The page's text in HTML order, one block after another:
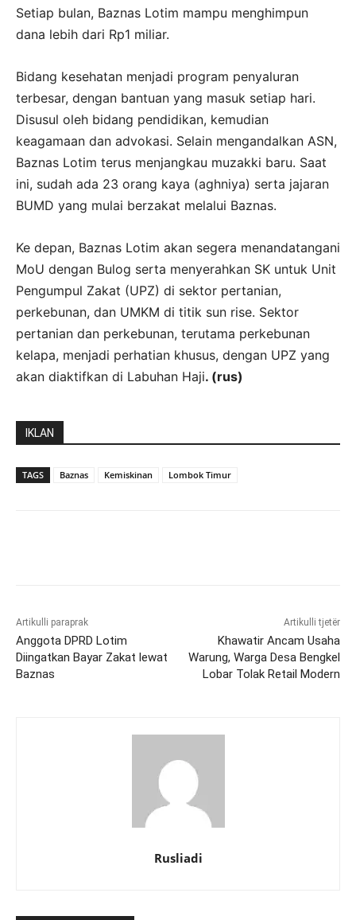
Setiap bulan, Baznas Lotim mampu menghimpun
dana lebih dari Rp1 miliar.
Bidang kesehatan menjadi program penyaluran
terbesar, dengan bantuan yang masuk setiap hari.
Disusul oleh bidang pendidikan, kemudian
keagamaan dan advokasi. Selain mengandalkan ASN,
Baznas Lotim terus menjangkau muzakki baru. Saat
ini, sudah ada 23 orang kaya (aghniya) serta jajaran
BUMD yang mulai berzakat melalui Baznas.
Ke depan, Baznas Lotim akan segera menandatangani
MoU dengan Bulog serta menyerahkan SK untuk Unit
Pengumpul Zakat (UPZ) di sektor pertanian,
perkebunan, dan UMKM di titik sun rise. Sektor
pertanian dan perkebunan, terutama perkebunan
kelapa, menjadi perhatian khusus, dengan UPZ yang
akan diaktifkan di Labuhan Haji. (rus)
IKLAN
TAGS Baznas Kemiskinan Lombok Timur
Artikulli paraprak
Anggota DPRD Lotim
Diingatkan Bayar Zakat lewat
Baznas
Artikulli tjetër
Khawatir Ancam Usaha
Warung, Warga Desa Bengkel
Lobar Tolak Retail Modern
Rusliadi